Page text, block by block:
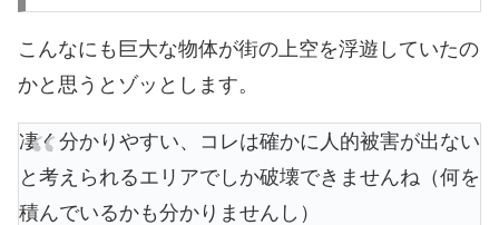
こんなにも巨大な物体が街の上空を浮遊していたの
かと思うとゾッとします。
凄く分かりやすい、コレは確かに人的被害が出ない
と考えられるエリアでしか破壊できませんね（何を
積んでいるかも分かりませんし）